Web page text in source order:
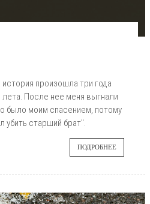
произошла три года
лета. После нее меня выгнали
было моим спасением, потому
убить старший брат".
ПОДРОБНЕЕ